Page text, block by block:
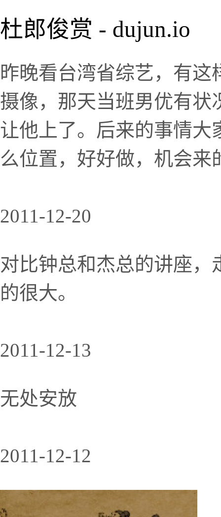
杜郎俊赏 - dujun.io
昨晚看台湾省综艺，有
摄像，那天当班男优有状
让他上了。后来的事情大
么位置，好好做，机会来
2011-12-20
对比钟总和杰总的讲座
的很大。
2011-12-13
无处安放
2011-12-12